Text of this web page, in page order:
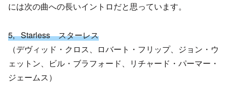
には次の曲への長いイントロだと思っています。
5, Starless スターレス
（デヴィッド・クロス、ロバート・フリップ、ジョン・ウ
ェットン、ビル・ブラフォード、リチャード・パーマー・
ジェームス）